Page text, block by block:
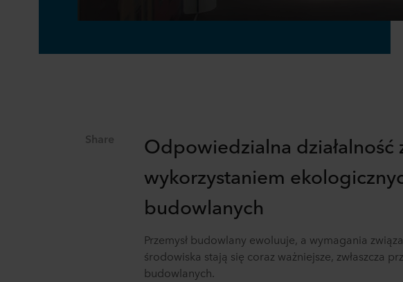
Share
Odpowiedzialna działalność
wykorzystaniem
budowlanych
Przemysł budowlany ewoluuje, a wymagania
środowiska stają się coraz ważniejsze, zwłaszcza
budowlanych.